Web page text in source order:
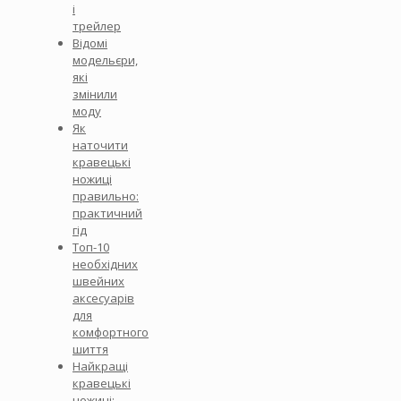
і
трейлер
Відомі
модельєри,
які
змінили
моду
Як
наточити
кравецькі
ножиці
правильно:
практичний
гід
Топ-10
необхідних
швейних
аксесуарів
для
комфортного
шиття
Найкращі
кравецькі